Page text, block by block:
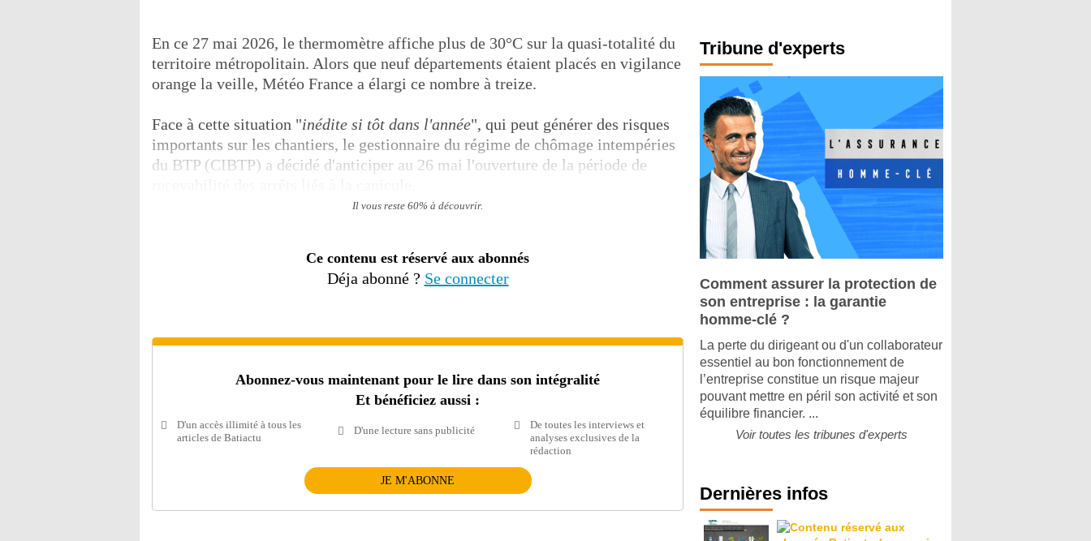
En ce 27 mai 2026, le thermomètre affiche plus de 30°C sur la quasi-totalité du
territoire métropolitain. Alors que neuf départements étaient placés en vigilance
orange la veille, Météo France a élargi ce nombre à treize.
Face à cette situation "inédite si tôt dans l'année", qui peut générer des risques
importants sur les chantiers, le gestionnaire du régime de chômage intempéries
du BTP (CIBTP) a décidé d'anticiper au 26 mai l'ouverture de la période de
Il vous reste 60% à découvrir.
Ce contenu est réservé aux abonnés
Déja abonné ? Se connecter
Abonnez-vous maintenant pour le lire dans son intégralité
Et bénéficiez aussi :
D'un accès illimité à tous les
articles de Batiactu
D'une lecture sans publicité
De toutes les interviews et
analyses exclusives de la
rédaction
JE M'ABONNE
Tribune d'experts
Comment assurer la protection de
son entreprise : la garantie
homme-clé ?
La perte du dirigeant ou d'un collaborateur
essentiel au bon fonctionnement de
l’entreprise constitue un risque majeur
pouvant mettre en péril son activité et son
équilibre financier. ...
Voir toutes les tribunes d'experts
Dernières infos